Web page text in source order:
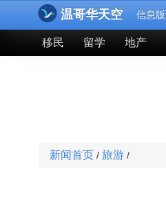
温哥华天空 信息版
移民 留学 地产
新闻首页 / 旅游 /